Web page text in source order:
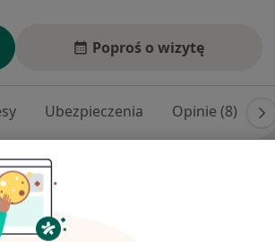
Poproś o wizytę
Ubezpieczenia Opinie (8)
Zajmuję się leczeniem schorzeń
Duży nacisk kładę na bezbolesne